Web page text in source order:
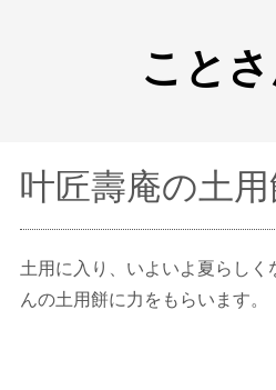
こと
叶匠壽庵の土
土用に入り、いよいよ夏らし
んの土用餅に力をもらいます。